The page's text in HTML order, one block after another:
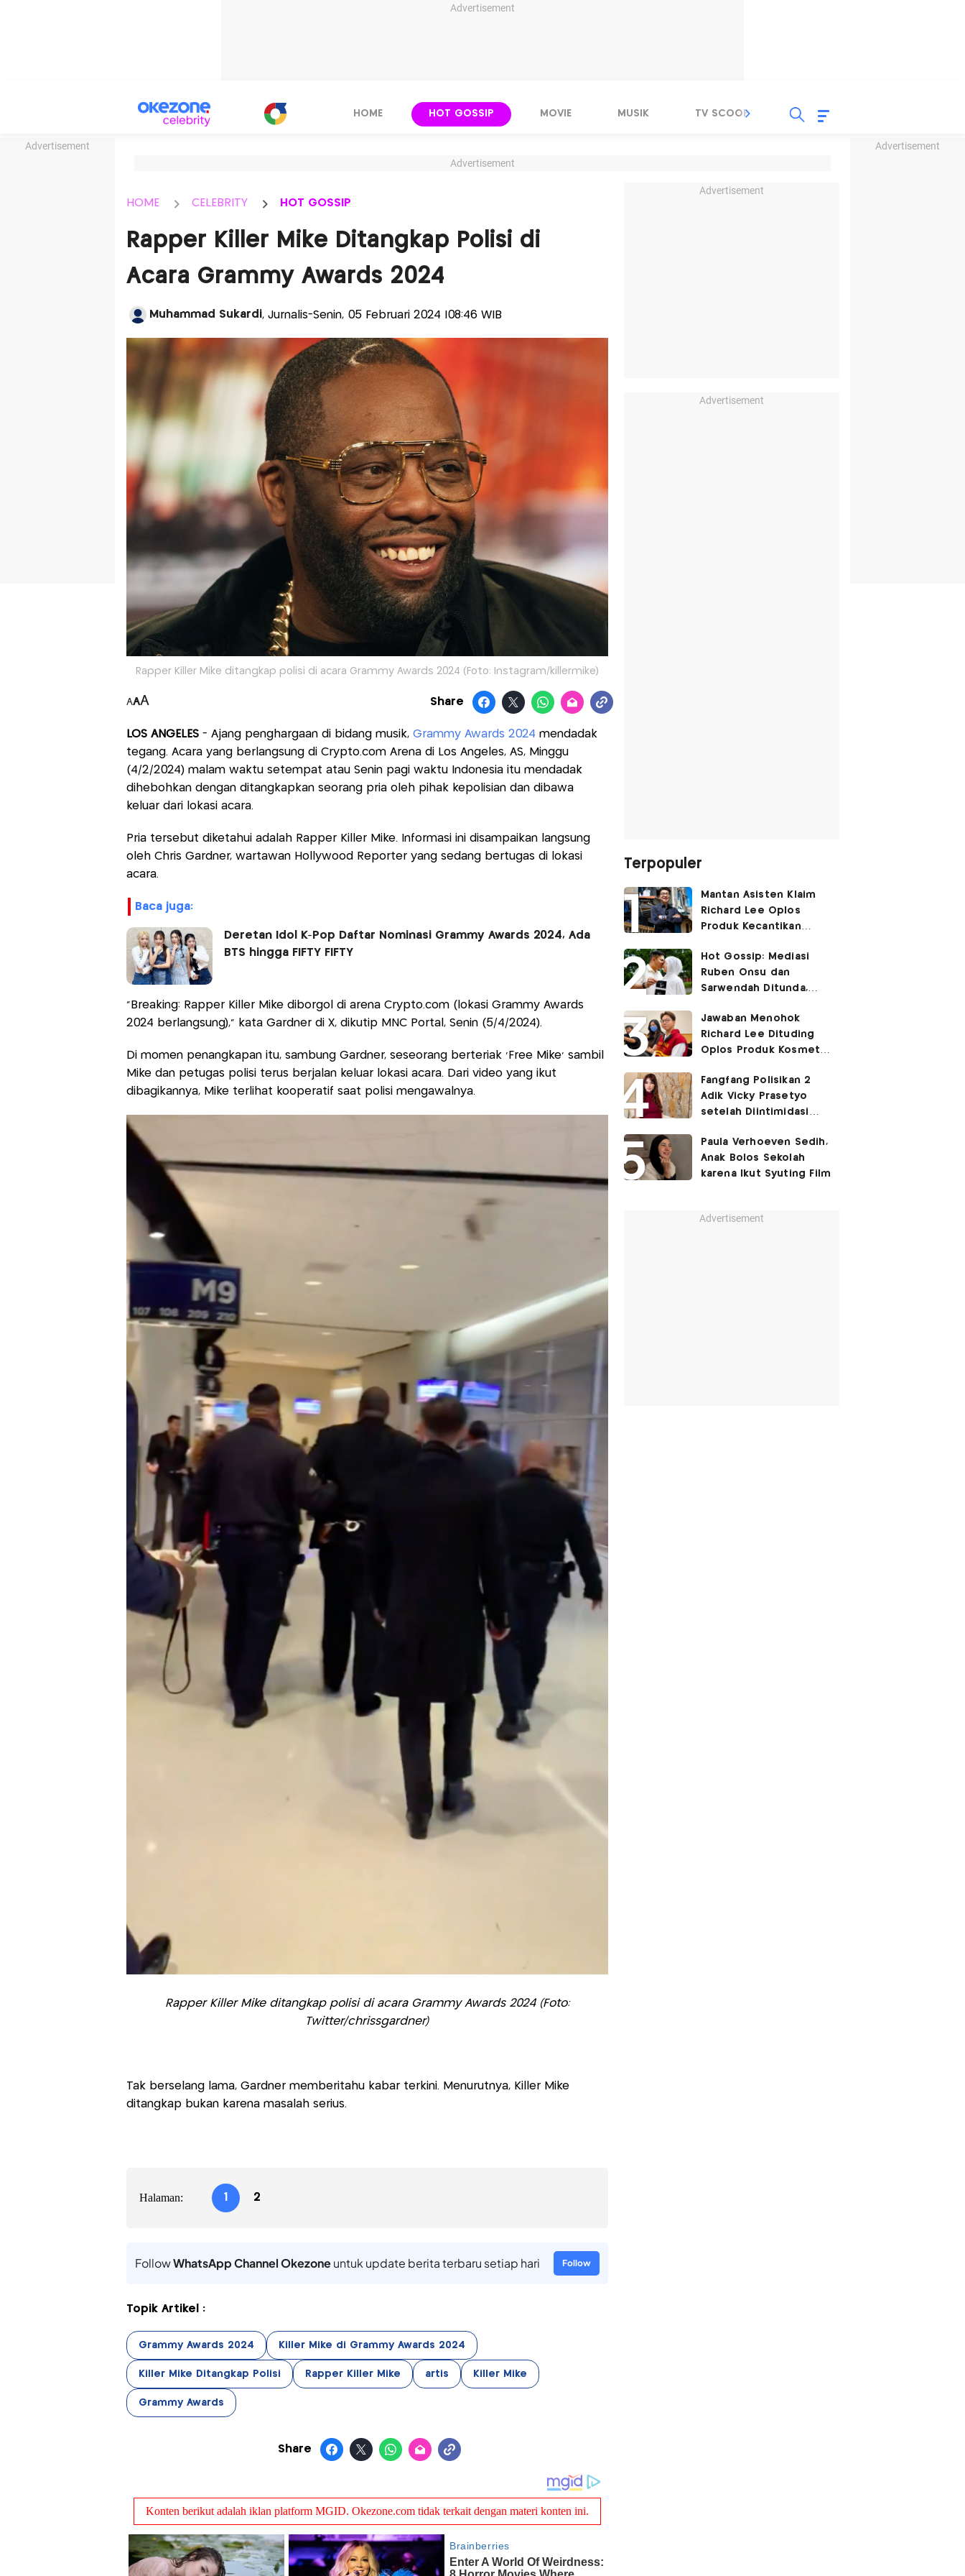
Advertisement
Advertisement Advertisement
HOME HOT GOSSIP MOVIE MUSIK TV SCOOP LIRIK
Advertisement
HOME CELEBRITY HOT GOSSIP
Rapper Killer Mike Ditangkap Polisi di
Acara Grammy Awards 2024
Muhammad Sukardi, Jurnalis-Senin, 05 Februari 2024 |08:46 WIB
Rapper Killer Mike ditangkap polisi di acara Grammy Awards 2024 (Foto: Instagram/killermike)
AAA Share
LOS ANGELES- Ajang penghargaan di bidang musik, Grammy Awards 2024 mendadak
tegang. Acara yang berlangsung di Crypto.com Arena di Los Angeles, AS, Minggu
(4/2/2024) malam waktu setempat atau Senin pagi waktu Indonesia itu mendadak
dihebohkan dengan ditangkapkan seorang pria oleh pihak kepolisian dan dibawa
keluar dari lokasi acara.
Pria tersebut diketahui adalah Rapper Killer Mike. Informasi ini disampaikan langsung
oleh Chris Gardner, wartawan Hollywood Reporter yang sedang bertugas di lokasi
acara.
baca juga:
Deretan Idol K-Pop Daftar Nominasi Grammy Awards 2024, Ada
BTS hingga FIFTY FIFTY
"Breaking: Rapper Killer Mike diborgol di arena Crypto.com (lokasi Grammy Awards
2024 berlangsung)," kata Gardner di X, dikutip MNC Portal, Senin (5/4/2024).
Di momen penangkapan itu, sambung Gardner, seseorang berteriak 'Free Mike' sambil
Mike dan petugas polisi terus berjalan keluar lokasi acara. Dari video yang ikut
dibagikannya, Mike terlihat kooperatif saat polisi mengawalnya.
Rapper Killer Mike ditangkap polisi di acara Grammy Awards 2024 (Foto:
Twitter/chrissgardner)
Tak berselang lama, Gardner memberitahu kabar terkini. Menurutnya, Killer Mike
ditangkap bukan karena masalah serius.
Halaman: 1 2
FollowWhatsApp Channel Okezoneuntuk update berita terbaru setiap hari Follow
Topik Artikel :
Grammy Awards 2024 Killer Mike di Grammy Awards 2024
Killer Mike Ditangkap Polisi Rapper Killer Mike artis Killer Mike
Grammy Awards
Share
Advertisement
Advertisement
Terpopuler
Mantan Asisten Klaim
Richard Lee Oplos
Produk Kecantikan
ke Ani-Ani
Hot Gossip: Mediasi
Ruben Onsu dan
Sarwendah Ditunda,
Ketiga
Jawaban Menohok
Richard Lee Dituding
Oplos Produk Kosmetik
Fangfang Polisikan 2
Adik Vicky Prasetyo
setelah Diintimidasi
Paula Verhoeven Sedih,
Anak Bolos Sekolah
karena Ikut Syuting Film
Advertisement